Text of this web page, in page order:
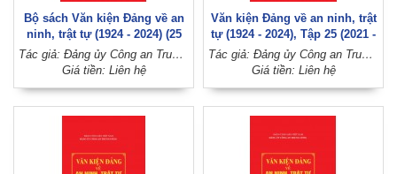
Bộ sách Văn kiện Đảng về an
ninh, trật tự (1924 - 2024) (25
tập)
Tác giả: Đảng ủy Công an Trung ương (Đảng Cộng sản Việt Nam)
Giá tiền: Liên hệ
Văn kiện Đảng về an ninh, trật
tự (1924 - 2024), Tập 25 (2021 -
2024)
Tác giả: Đảng ủy Công an Trung ương (Đảng Cộng sản Việt Nam)
Giá tiền: Liên hệ